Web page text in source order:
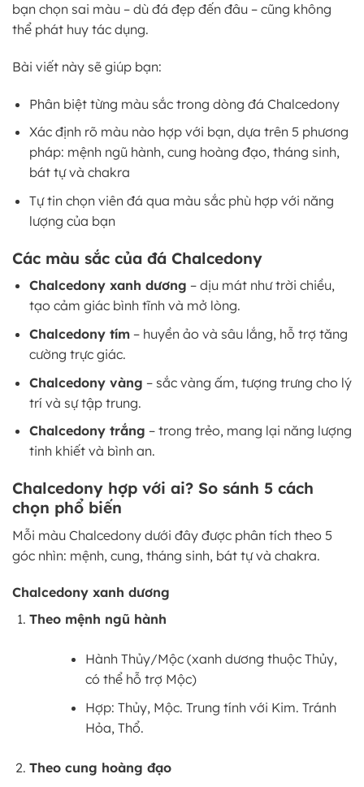
bạn chọn sai màu – dù đá đẹp đến đâu – cũng không
thể phát huy tác dụng.
Bài viết này sẽ giúp bạn:
Phân biệt từng màu sắc trong dòng đá Chalcedony
Xác định rõ màu nào hợp với bạn, dựa trên 5 phương
pháp: mệnh ngũ hành, cung hoàng đạo, tháng sinh,
bát tự và chakra
Tự tin chọn viên đá qua màu sắc phù hợp với năng
lượng của bạn
Các màu sắc của đá Chalcedony
Chalcedony xanh dương – dịu mát như trời chiều,
tạo cảm giác bình tĩnh và mở lòng.
Chalcedony tím– huyền ảo và sâu lắng, hỗ trợ tăng
cường trực giác.
Chalcedony vàng – sắc vàng ấm, tượng trưng cho lý
trí và sự tập trung.
Chalcedony trắng – trong trẻo, mang lại năng lượng
tinh khiết và bình an.
Chalcedony hợp với ai? So sánh 5 cách
chọn phổ biến
Mỗi màu Chalcedony dưới đây được phân tích theo 5
góc nhìn: mệnh, cung, tháng sinh, bát tự và chakra.
Chalcedony xanh dương
Theo mệnh ngũ hành
Hành Thủy/Mộc (xanh dương thuộc Thủy,
có thể hỗ trợ Mộc)
Hợp: Thủy, Mộc. Trung tính với Kim. Tránh
Hỏa, Thổ.
Theo cung hoàng đạo